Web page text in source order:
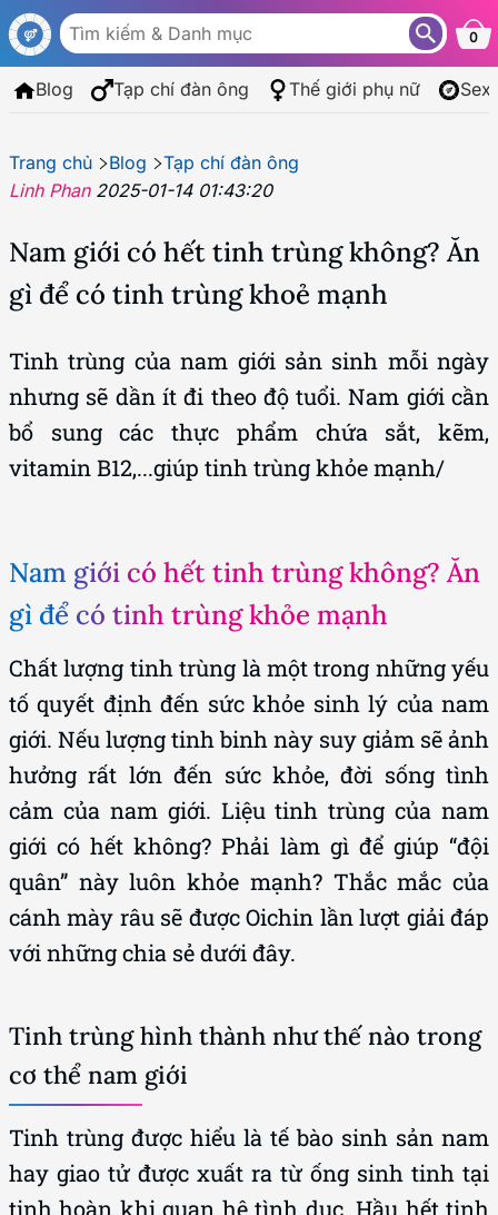
0
Blog Tạp chí đàn ông Thế giới phụ nữ
Trang chủ Blog
Tạp chí đàn ông
Linh Phan 2025-01-14 01:43:20
Nam giới có hết tinh trùng không? Ăn
gì để có tinh trùng khoẻ mạnh
Tinh trùng của nam giới sản sinh mỗi ngày
nhưng sẽ dần ít đi theo độ tuổi. Nam giới cần
bổ sung các thực phẩm chứa sắt, kẽm,
vitamin B12,...giúp tinh trùng khỏe mạnh/
Nam giới có hết tinh trùng không? Ăn
gì để có tinh trùng khỏe mạnh
Chất lượng tinh trùng là một trong những yếu
tố quyết định đến sức khỏe sinh lý của nam
giới. Nếu lượng tinh binh này suy giảm sẽ ảnh
hưởng rất lớn đến sức khỏe, đời sống tình
cảm của nam giới. Liệu tinh trùng của nam
giới có hết không? Phải làm gì để giúp “đội
quân” này luôn khỏe mạnh? Thắc mắc của
cánh mày râu sẽ được Oichin lần lượt giải đáp
với những chia sẻ dưới đây.
Tinh trùng hình thành như thế nào trong
cơ thể nam giới
Tinh trùng được hiểu là tế bào sinh sản nam
hay giao tử được xuất ra từ ống sinh tinh tại
tinh hoàn khi quan hệ tình dục. Hầu hết tinh